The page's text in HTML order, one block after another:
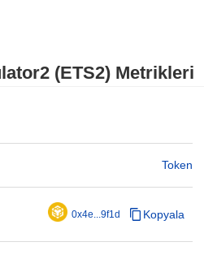
(ETS2) Metrikleri
Token
0x4e...9f1d Kopyala